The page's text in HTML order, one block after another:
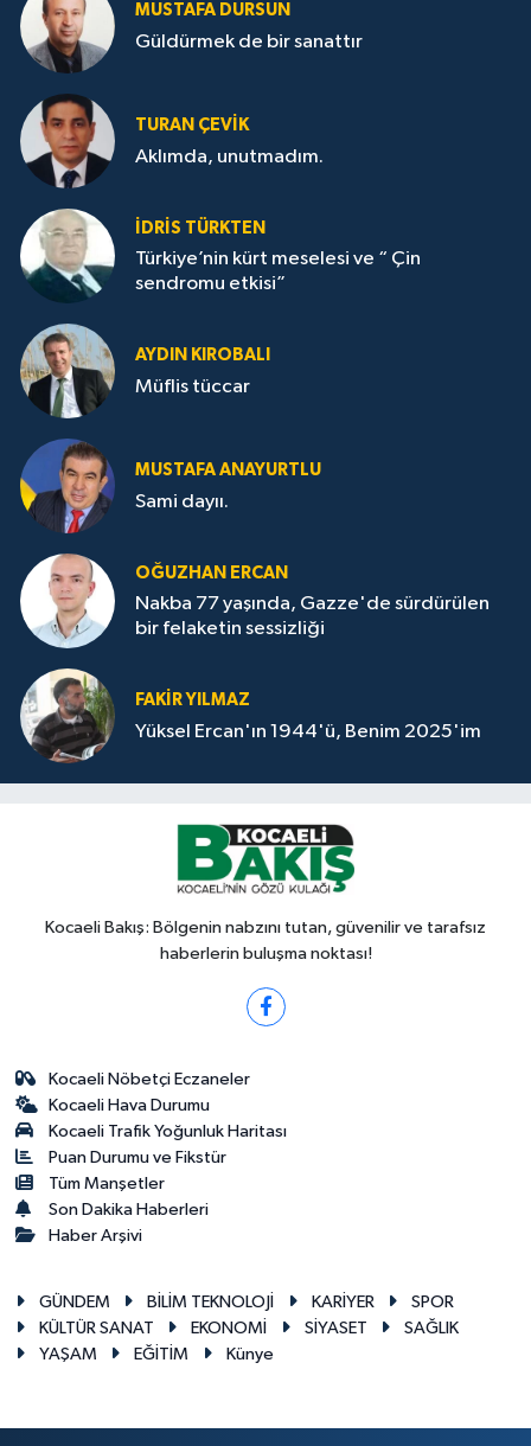
MUSTAFA DURSUN
Güldürmek de bir sanattır
TURAN ÇEVİK
Aklımda, unutmadım.
İDRİS TÜRKTEN
Türkiye’nin kürt meselesi ve “ Çin
sendromu etkisi”
AYDIN KIROBALI
Müflis tüccar
MUSTAFA ANAYURTLU
Sami dayıı.
OĞUZHAN ERCAN
Nakba 77 yaşında, Gazze'de sürdürülen
bir felaketin sessizliği
FAKİR YILMAZ
Yüksel Ercan'ın 1944'ü, Benim 2025'im
Kocaeli Bakış: Bölgenin nabzını tutan, güvenilir ve tarafsız
haberlerin buluşma noktası!
Kocaeli Nöbetçi Eczaneler
Kocaeli Hava Durumu
Kocaeli Trafik Yoğunluk Haritası
Puan Durumu ve Fikstür
Tüm Manşetler
Son Dakika Haberleri
Haber Arşivi
GÜNDEM BİLİM TEKNOLOJİ KARİYER
SPOR
KÜLTÜR SANAT
EKONOMİ SİYASET
SAĞLIK
YAŞAM
EĞİTİM Künye